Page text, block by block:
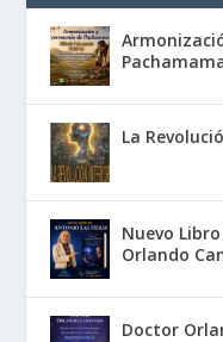
La
Nuevo
Orlando
Doctor